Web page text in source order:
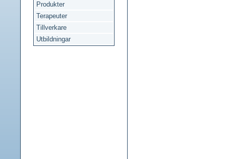
Produkter
Terapeuter
Tillverkare
Utbildningar